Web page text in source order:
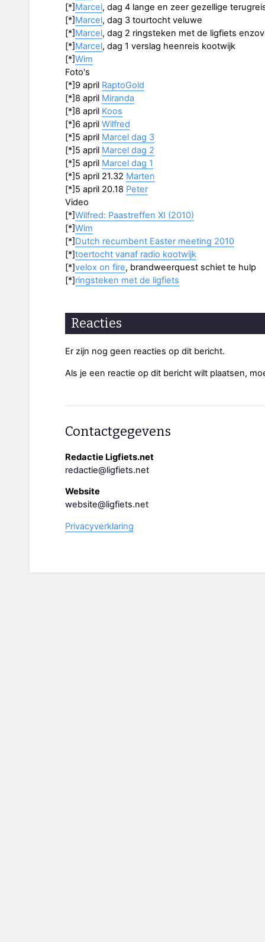
[*]Marcel, dag 4 lange en zeer gezellige
[*]Marcel, dag 3 tourtocht veluwe
[*]Marcel, dag 2 ringsteken met de ligfiets
[*]Marcel, dag 1 verslag heenreis kootwijk
[*]Wim
Foto's
[*]9 april RaptoGold
[*]8 april Miranda
[*]8 april Koos
[*]6 april Wilfred
[*]5 april Marcel dag 3
[*]5 april Marcel dag 2
[*]5 april Marcel dag 1
[*]5 april 21.32 Marten
[*]5 april 20.18 Peter
Video
[*]Wilfred: Paastreffen XI (2010)
[*]Wim
[*]Dutch recumbent Easter meeting 2010
[*]toertocht vanaf radio kootwijk
[*]velox on fire, brandweerquest schiet te hulp
[*]ringsteken met de ligfiets
Reacties
Er zijn nog geen reacties op dit bericht.
Als je een reactie op dit bericht wilt plaatsen,
Contactgegevens
Redactie Ligfiets.net
redactie@ligfiets.net
Website
website@ligfiets.net
Privacyverklaring